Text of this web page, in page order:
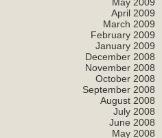
April 2009
March 2009
February 2009
January 2009
December 2008
November 2008
October 2008
September 2008
August 2008
July 2008
June 2008
May 2008